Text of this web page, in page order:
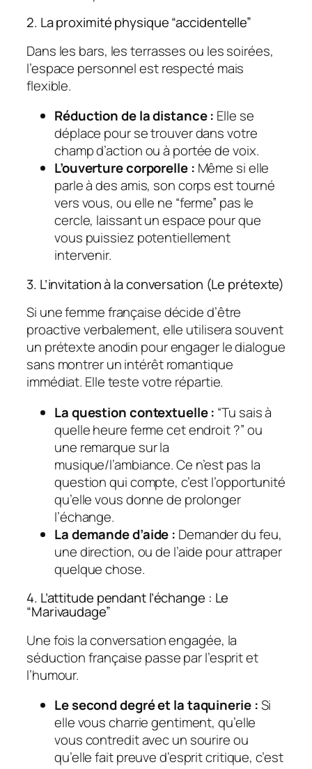
2. La proximité physique “accidentelle”
Dans les bars, les terrasses ou les soirées,
l’espace personnel est respecté mais
flexible.
Réduction de la distance : Elle se
déplace pour se trouver dans votre
champ d’action ou à portée de voix.
L’ouverture corporelle : Même si elle
parle à des amis, son corps est tourné
vers vous, ou elle ne “ferme” pas le
cercle, laissant un espace pour que
vous puissiez potentiellement
intervenir.
3. L’invitation à la conversation (Le prétexte)
Si une femme française décide d’être
proactive verbalement, elle utilisera souvent
un prétexte anodin pour engager le dialogue
sans montrer un intérêt romantique
immédiat. Elle teste votre répartie.
La question contextuelle : “Tu sais à
quelle heure ferme cet endroit ?”ou
une remarque sur la
musique/l’ambiance. Ce n’est pas la
question qui compte, c’est l’opportunité
qu’elle vous donne de prolonger
l’échange.
La demande d’aide : Demander du feu,
une direction, ou de l’aide pour attraper
quelque chose.
4. L’attitude pendant l’échange : Le
“Marivaudage”
Une fois la conversation engagée, la
séduction française passe par l’esprit et
l’humour.
Le second degré et la taquinerie :Si
elle vous charrie gentiment, qu’elle
vous contredit avec un sourire ou
qu’elle fait preuve d’esprit critique, c’est